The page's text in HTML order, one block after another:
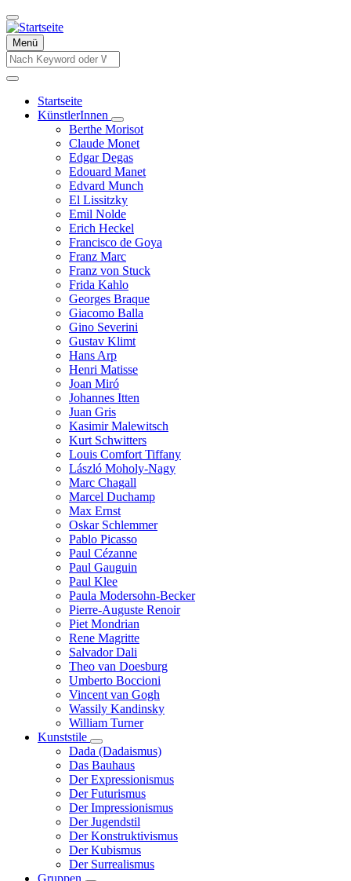
Direkt
zum
Inhalt
Menü
Suche
Suche
Hauptnavigation
Startseite
KünstlerInnen
Unternavigation
von
KünstlerInnen
Berthe Morisot
Claude Monet
Edgar Degas
Edouard Manet
Edvard Munch
El Lissitzky
Emil Nolde
Erich Heckel
Francisco de Goya
Franz Marc
Franz von Stuck
Frida Kahlo
Georges Braque
Giacomo Balla
Gino Severini
Gustav Klimt
Hans Arp
Henri Matisse
Joan Miró
Johannes Itten
Juan Gris
Kasimir Malewitsch
Kurt Schwitters
Louis Comfort Tiffany
László Moholy-Nagy
Marc Chagall
Marcel Duchamp
Max Ernst
Oskar Schlemmer
Pablo Picasso
Paul Cézanne
Paul Gauguin
Paul Klee
Paula Modersohn-Becker
Pierre-Auguste Renoir
Piet Mondrian
Rene Magritte
Salvador Dali
Theo van Doesburg
Umberto Boccioni
Vincent van Gogh
Wassily Kandinsky
William Turner
Kunststile
Unternavigation
von
Kunststile
Dada (Dadaismus)
Das Bauhaus
Der Expressionismus
Der Futurismus
Der Impressionismus
Der Jugendstil
Der Konstruktivismus
Der Kubismus
Der Surrealismus
Gruppen